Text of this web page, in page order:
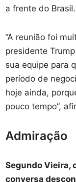
a frente do Brasil.
“A reunião foi
presidente
sua equipe para
período de
hoje ainda,
pouco tempo”,
Admiração
Segundo Vieira,
conversa